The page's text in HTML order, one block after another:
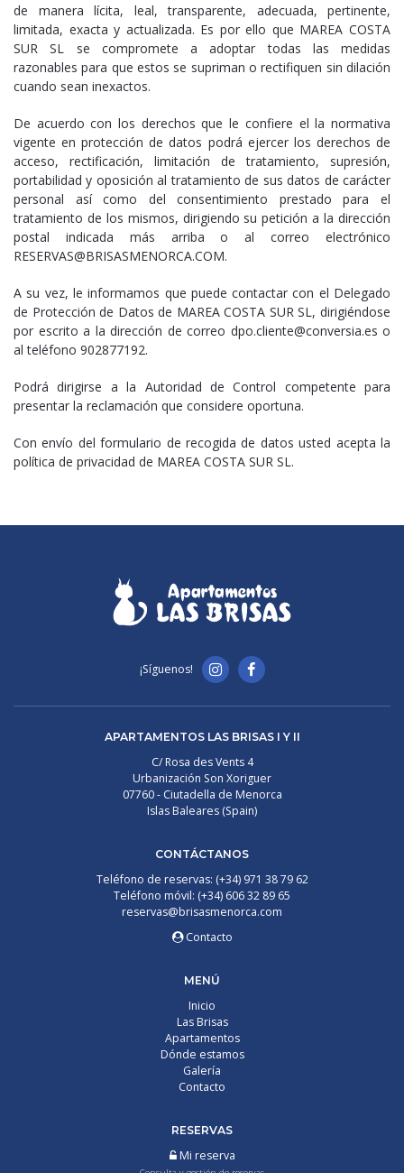
de manera lícita, leal, transparente, adecuada, pertinente,
limitada, exacta y actualizada. Es por ello que MAREA COSTA
SUR SL se compromete a adoptar todas las medidas
razonables para que estos se supriman o rectifiquen sin dilación
cuando sean inexactos.
De acuerdo con los derechos que le confiere el la normativa
vigente en protección de datos podrá ejercer los derechos de
acceso, rectificación, limitación de tratamiento, supresión,
portabilidad y oposición al tratamiento de sus datos de carácter
personal así como del consentimiento prestado para el
tratamiento de los mismos, dirigiendo su petición a la dirección
postal indicada más arriba o al correo electrónico
RESERVAS@BRISASMENORCA.COM.
A su vez, le informamos que puede contactar con el Delegado
de Protección de Datos de MAREA COSTA SUR SL, dirigiéndose
por escrito a la dirección de correo dpo.cliente@conversia.es o
al teléfono 902877192.
Podrá dirigirse a la Autoridad de Control competente para
presentar la reclamación que considere oportuna.
Con envío del formulario de recogida de datos usted acepta la
política de privacidad de MAREA COSTA SUR SL.
¡Síguenos!
APARTAMENTOS LAS BRISAS I Y II
C/ Rosa des Vents 4
Urbanización Son Xoriguer
07760 - Ciutadella de Menorca
Islas Baleares (Spain)
CONTÁCTANOS
Teléfono de reservas: (+34) 971 38 79 62
Teléfono móvil: (+34) 606 32 89 65
reservas@brisasmenorca.com
Contacto
MENÚ
Inicio
Las Brisas
Apartamentos
Dónde estamos
Galería
Contacto
RESERVAS
Mi reserva